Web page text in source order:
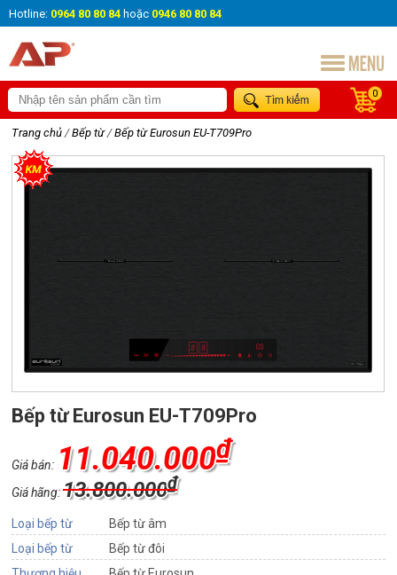
Hotline: 0964 80 80 84 hoặc 0946 80 80 84
0
Trang chủ / Bếp từ / Bếp từ Eurosun EU-T709Pro
Bếp từ Eurosun EU-T709Pro
Giá bán: 11.040.000₫
Giá hãng:13.800.000₫
Loại bếp từ
Bếp từ âm
Loại bếp từ
Bếp từ đôi